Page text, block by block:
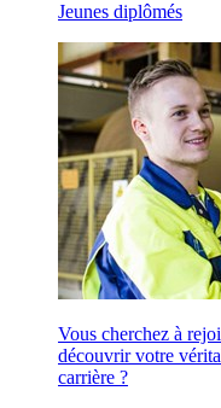
Jeunes diplômés
Vous cherchez à
découvrir votre
carrière ?